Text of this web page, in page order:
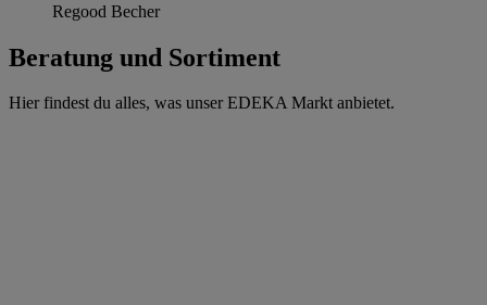
Regood Becher
Beratung und Sortiment
Hier findest du alles, was unser EDEKA Markt anbietet.